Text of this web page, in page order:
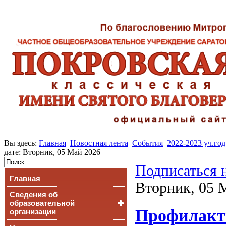
Вы здесь: Главная Новостная лента События 2022-2023 уч.год
дате: Вторник, 05 Май 2026
Главная
Сведения об
образовательной
организации
Подписаться
Вторник, 05